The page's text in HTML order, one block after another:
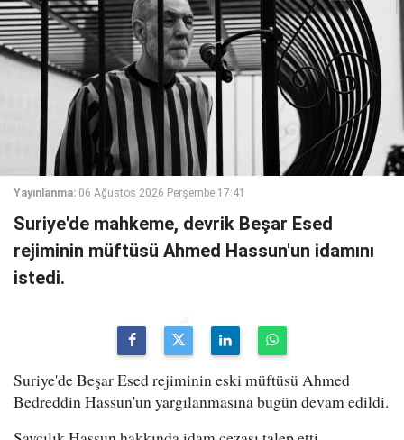
Yayınlanma: 06 Ağustos 2026 Perşembe 17:41
Suriye'de mahkeme, devrik Beşar Esed
rejiminin müftüsü Ahmed Hassun'un idamını
istedi.
Suriye'de Beşar Esed rejiminin eski müftüsü Ahmed
Bedreddin Hassun'un yargılanmasına bugün devam edildi.